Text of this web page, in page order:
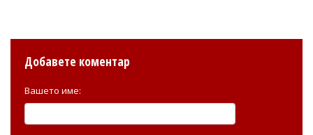
Добавете коментар
Вашето име: